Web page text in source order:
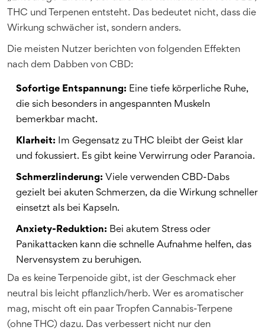
THC und Terpenen entsteht. Das bedeutet nicht, dass die
Wirkung schwächer ist, sondern anders.
Die meisten Nutzer berichten von folgenden Effekten
nach dem Dabben von CBD:
Sofortige Entspannung: Eine tiefe körperliche Ruhe,
die sich besonders in angespannten Muskeln
bemerkbar macht.
Klarheit: Im Gegensatz zu THC bleibt der Geist klar
und fokussiert. Es gibt keine Verwirrung oder Paranoia.
Schmerzlinderung: Viele verwenden CBD-Dabs
gezielt bei akuten Schmerzen, da die Wirkung schneller
einsetzt als bei Kapseln.
Anxiety-Reduktion: Bei akutem Stress oder
Panikattacken kann die schnelle Aufnahme helfen, das
Nervensystem zu beruhigen.
Da es keine Terpenoide gibt, ist der Geschmack eher
neutral bis leicht pflanzlich/herb. Wer es aromatischer
mag, mischt oft ein paar Tropfen Cannabis-Terpene
(ohne THC) dazu. Das verbessert nicht nur den